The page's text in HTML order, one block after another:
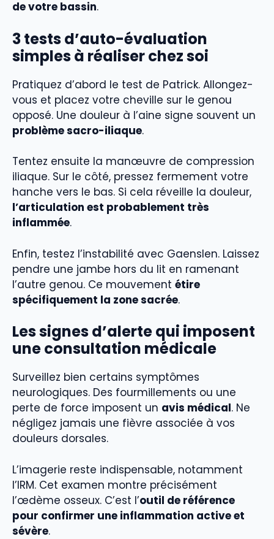
de votre bassin.
3 tests d’auto-évaluation
simples à réaliser chez soi
Pratiquez d’abord le test de Patrick. Allongez-
vous et placez votre cheville sur le genou
opposé. Une douleur à l’aine signe souvent un
problème sacro-iliaque.
Tentez ensuite la manœuvre de compression
iliaque. Sur le côté, pressez fermement votre
hanche vers le bas. Si cela réveille la douleur,
l’articulation est probablement très
inflammée.
Enfin, testez l’instabilité avec Gaenslen. Laissez
pendre une jambe hors du lit en ramenant
l’autre genou. Ce mouvement étire
spécifiquement la zone sacrée.
Les signes d’alerte qui imposent
une consultation médicale
Surveillez bien certains symptômes
neurologiques. Des fourmillements ou une
perte de force imposent un avis médical. Ne
négligez jamais une fièvre associée à vos
douleurs dorsales.
L’imagerie reste indispensable, notamment
l’IRM. Cet examen montre précisément
l’œdème osseux. C’est l’outil de référence
pour confirmer une inflammation active et
sévère.